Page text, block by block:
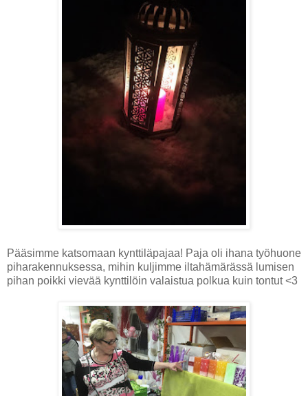
Pääsimme katsomaan kynttiläpajaa! Paja oli ihana työhuone
piharakennuksessa, mihin kuljimme iltahämärässä lumisen
pihan poikki vievää kynttilöin valaistua polkua kuin tontut <3